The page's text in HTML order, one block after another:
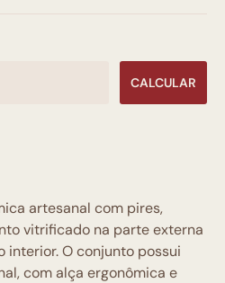
CALCULAR
artesanal com pires,
vitrificado na parte externa
interior. O conjunto possui
com alça ergonômica e